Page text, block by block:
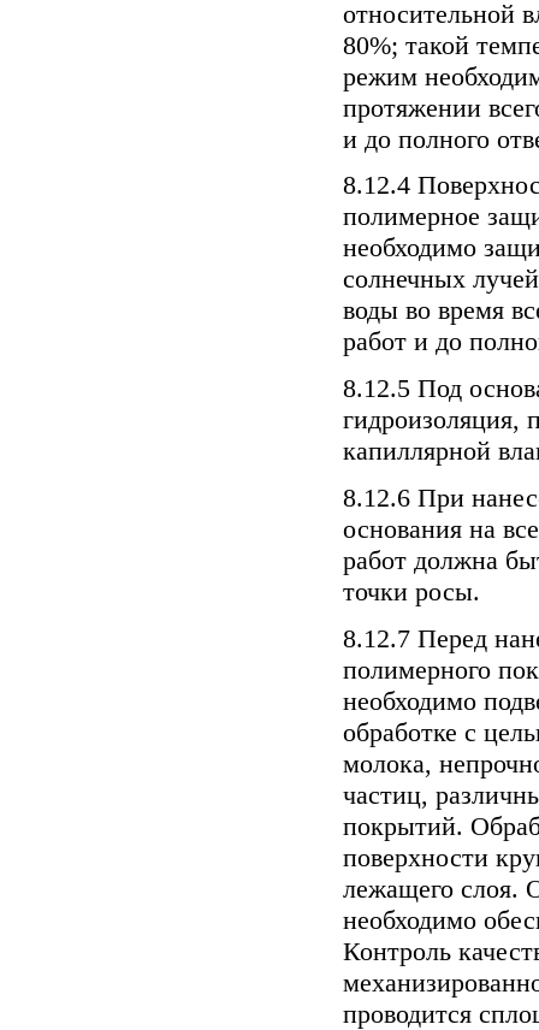
относительной
80%; такой
режим
протяжении
и до полного
8.12.4
полимерное
необходимо
солнечных
воды во время
работ и до
8.12.5 Под
гидроизоляция,
капиллярной
8.12.6 При
основания на
работ должна
точки росы.
8.12.7 Перед
полимерного
необходимо
обработке с
молока,
частиц,
покрытий.
поверхности
лежащего слоя.
необходимо
Контроль
проводится